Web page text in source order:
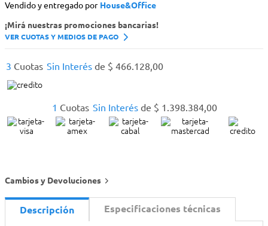
Vendido y entregado por House&Office
¡Mirá nuestras promociones bancarias!
VER CUOTAS Y MEDIOS DE PAGO
1 Cuotas Sin Interés de $ 1 .398.384,00
3 Cuotas Sin Interés de $ 466.128,00
Cambios y Devoluciones
Descripción Especificaciones técnicas